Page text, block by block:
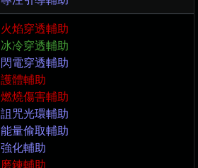
火焰穿透輔助
冰冷穿透輔助
閃電穿透輔助
護體輔助
燃燒傷害輔助
詛咒光環輔助
能量偷取輔助
強化輔助
磨鍊輔助